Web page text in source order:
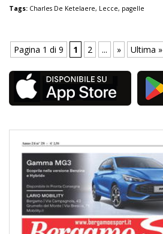
Tags: Charles De Ketelaere, Lecce, pagelle
Pagina 1 di 9 1 2 ... » Ultima »